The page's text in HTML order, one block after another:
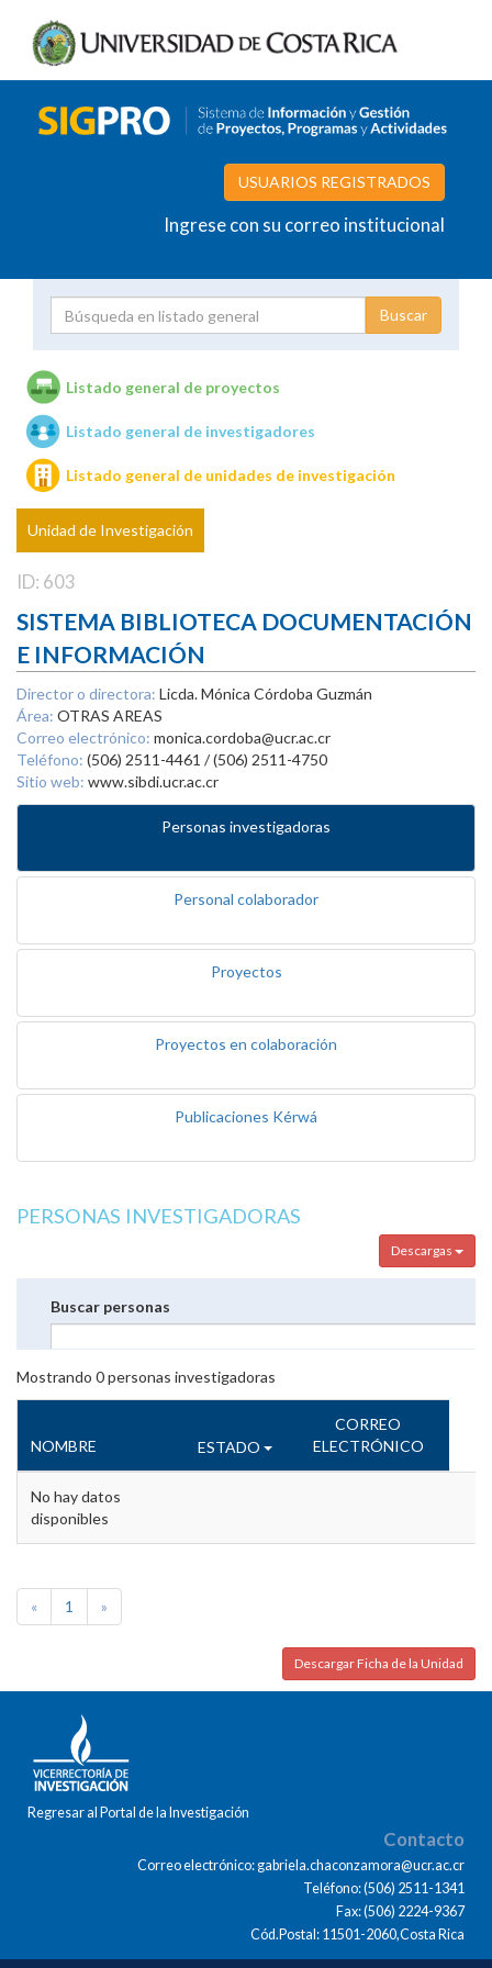
USUARIOS REGISTRADOS
Ingrese con su correo institucional
Unidades de investigación
Listado general de proyectos
Listado general de investigadores
Listado general de unidades de investigación
Unidad de Investigación
ID: 603
SISTEMA BIBLIOTECA DOCUMENTACIÓN
E INFORMACIÓN
Director o directora: Licda. Mónica Córdoba Guzmán
Área: OTRAS AREAS
Correo electrónico: monica.cordoba@ucr.ac.cr
Teléfono: (506) 2511-4461 / (506) 2511-4750
Sitio web: www.sibdi.ucr.ac.cr
Personas investigadoras
Personal colaborador
Proyectos
Proyectos en colaboración
Publicaciones Kérwá
PERSONAS INVESTIGADORAS
Descargas
Buscar personas
Mostrando 0personas investigadoras
NOMBRE ESTADO
CORREO
ELECTRÓNICO
No hay datos
disponibles
« 1 »
Descargar Ficha de la Unidad
Regresar al Portal de la Investigación
Contacto
Correo electrónico: gabriela.chaconzamora@ucr.ac.cr
Teléfono: (506) 2511-1341
Fax: (506) 2224-9367
Cód.Postal: 11501-2060,Costa Rica